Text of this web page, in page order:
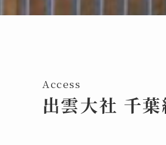
Access
出雲大社 千